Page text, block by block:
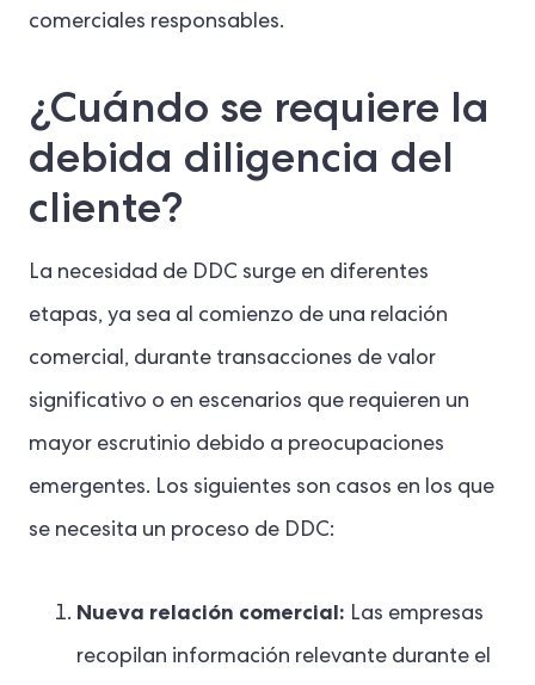
comerciales responsables.
¿Cuándo se requiere la
debida diligencia del
cliente?
La necesidad de DDC surge en diferentes
etapas, ya sea al comienzo de una relación
comercial, durante transacciones de valor
significativo o en escenarios que requieren un
mayor escrutinio debido a preocupaciones
emergentes. Los siguientes son casos en los que
se necesita un proceso de DDC:
Nueva relación comercial: Las empresas
recopilan información relevante durante el